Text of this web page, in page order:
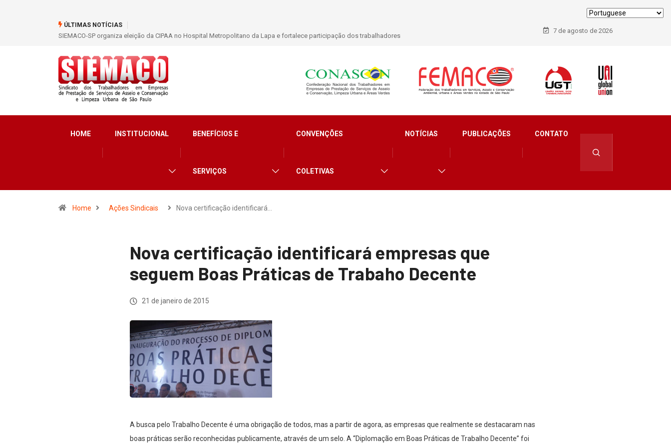
ÚLTIMAS NOTÍCIAS
SIEMACO-SP organiza eleição da CIPAA no Hospital Metropolitano da Lapa e fortalece participação dos trabalhadores
7 de agosto de 2026
HOME INSTITUCIONAL BENEFÍCIOS E
SERVIÇOS
CONVENÇÕES
COLETIVAS
NOTÍCIAS PUBLICAÇÕES CONTATO
Home Ações Sindicais Nova certificação identificará…
Nova certificação identificará empresas que
seguem Boas Práticas de Trabaho Decente
21 de janeiro de 2015
A busca pelo Trabalho Decente é uma obrigação de todos, mas a partir de agora, as empresas que realmente se destacaram nas
boas práticas serão reconhecidas publicamente, através de um selo. A “Diplomação em Boas Práticas de Trabalho Decente” foi